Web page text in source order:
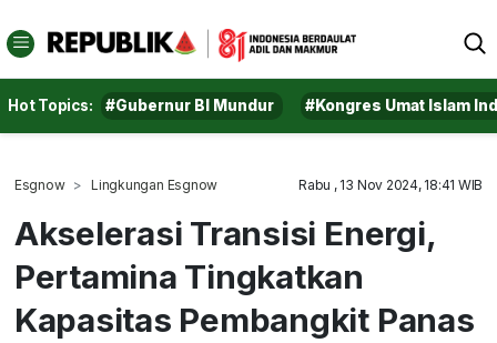
Hot Topics: #Gubernur BI Mundur #Kongres Umat Islam
Esgnow Lingkungan Esgnow Rabu , 13 Nov 2024, 18:41 WIB
Akselerasi Transisi Energi,
Pertamina Tingkatkan
Kapasitas Pembangkit Panas